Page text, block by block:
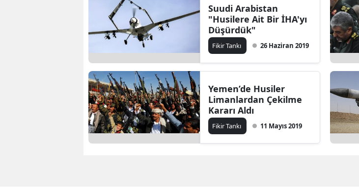
Suudi Arabistan
"Husilere Ait Bir İHA'yı
Düşürdük"
Fikir Tankı 26 Haziran 2019
Yemen’de Husiler
Limanlardan Çekilme
Kararı Aldı
Fikir Tankı 11 Mayıs 2019